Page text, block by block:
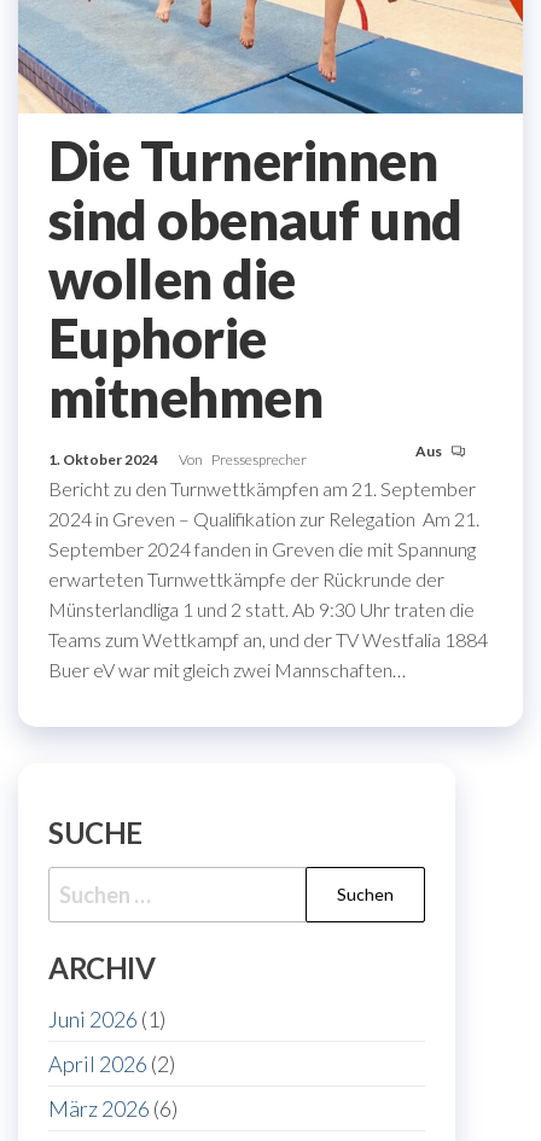
Die Turnerinnen
sind obenauf und
wollen die
Euphorie
mitnehmen
1. Oktober 2024 Von Pressesprecher Aus
Bericht zu den Turnwettkämpfen am 21. September
2024 in Greven – Qualifikation zur Relegation Am 21.
September 2024 fanden in Greven die mit Spannung
erwarteten Turnwettkämpfe der Rückrunde der
Münsterlandliga 1 und 2 statt. Ab 9:30 Uhr traten die
Teams zum Wettkampf an, und der TV Westfalia 1884
Buer eV war mit gleich zwei Mannschaften…
SUCHE
Suche
nach:
ARCHIV
Juni 2026 (1)
April 2026 (2)
März 2026 (6)